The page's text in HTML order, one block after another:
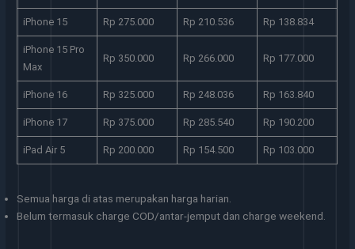
iPhone 15 Rp 275.000 Rp 210.536 Rp 138.834
iPhone 15 Pro
Max
Rp 350.000 Rp 266.000 Rp 177.000
iPhone 16 Rp 325.000 Rp 248.036 Rp 163.840
iPhone 17 Rp 375.000 Rp 285.540 Rp 190.200
iPad Air 5 Rp 200.000 Rp 154.500 Rp 103.000
Semua harga di atas merupakan harga harian.
Belum termasuk charge COD/antar-jemput dan charge weekend.